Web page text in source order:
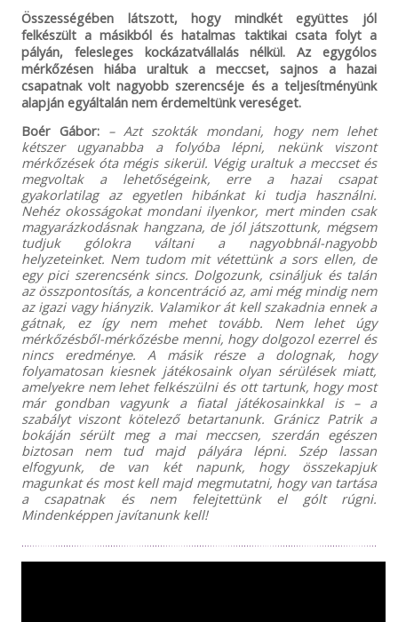
Összességében látszott, hogy mindkét együttes jól
felkészült a másikból és hatalmas taktikai csata folyt a
pályán, felesleges kockázatvállalás nélkül. Az egygólos
mérkőzésen hiába uraltuk a meccset, sajnos a hazai
csapatnak volt nagyobb szerencséje és a teljesítményünk
alapján egyáltalán nem érdemeltünk vereséget.
Boér Gábor: – Azt szokták mondani, hogy nem lehet
kétszer ugyanabba a folyóba lépni, nekünk viszont
mérkőzések óta mégis sikerül. Végig uraltuk a meccset és
megvoltak a lehetőségeink, erre a hazai csapat
gyakorlatilag az egyetlen hibánkat ki tudja használni.
Nehéz okosságokat mondani ilyenkor, mert minden csak
magyarázkodásnak hangzana, de jól játszottunk, mégsem
tudjuk gólokra váltani a nagyobbnál-nagyobb
helyzeteinket. Nem tudom mit vétettünk a sors ellen, de
egy pici szerencsénk sincs. Dolgozunk, csináljuk és talán
az összpontosítás, a koncentráció az, ami még mindig nem
az igazi vagy hiányzik. Valamikor át kell szakadnia ennek a
gátnak, ez így nem mehet tovább. Nem lehet úgy
mérkőzésből-mérkőzésbe menni, hogy dolgozol ezerrel és
nincs eredménye. A másik része a dolognak, hogy
folyamatosan kiesnek játékosaink olyan sérülések miatt,
amelyekre nem lehet felkészülni és ott tartunk, hogy most
már gondban vagyunk a fiatal játékosainkkal is – a
szabályt viszont kötelező betartanunk. Gránicz Patrik a
bokáján sérült meg a mai meccsen, szerdán egészen
biztosan nem tud majd pályára lépni. Szép lassan
elfogyunk, de van két napunk, hogy összekapjuk
magunkat és most kell majd megmutatni, hogy van tartása
a csapatnak és nem felejtettünk el gólt rúgni.
Mindenképpen javítanunk kell!